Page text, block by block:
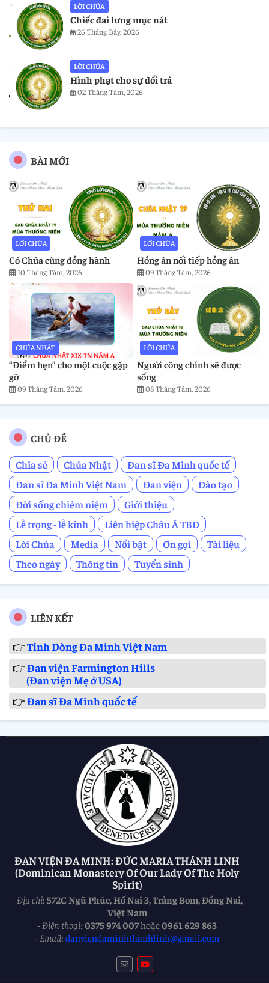
LỜI CHÚA
Chiếc đai lưng mục nát
26 Tháng Bảy, 2026
LỜI CHÚA
Hình phạt cho sự dối trá
02 Tháng Tám, 2026
BÀI MỚI
LỜI CHÚA
Có Chúa cùng đồng hành
10 Tháng Tám, 2026
LỜI CHÚA
Hồng ân nối tiếp hồng ân
09 Tháng Tám, 2026
CHÚA NHẬT
“Điểm hẹn” cho một cuộc gặp
gỡ
09 Tháng Tám, 2026
LỜI CHÚA
Người công chính sẽ được
sống
08 Tháng Tám, 2026
CHỦ ĐỀ
Chia sẻ
Chúa Nhật
Đan sĩ Đa Minh quốc tế
Đan sĩ Đa Minh Việt Nam
Đan viện
Đào tạo
Đời sống chiêm niệm
Giới thiệu
Lễ trọng - lễ kính
Liên hiệp Châu Á TBD
Lời Chúa
Media Nổi bật Ơn gọi
Tài liệu
Theo ngày
Thông tin Tuyển sinh
LIÊN KẾT
👉Tỉnh Dòng Đa Minh Việt Nam
👉Đan viện Farmington Hills
(Đan viện Mẹ ở USA)
👉Đan sĩ Đa Minh quốc tế
ĐAN VIỆN ĐA MINH: ĐỨC MARIA THÁNH LINH
(Dominican Monastery Of Our Lady Of The Holy
Spirit)
- Địa chỉ: 572C Ngũ Phúc, Hố Nai 3, Trảng Bom, Đồng Nai,
Việt Nam
- Điện thoại: 0375 974 007hoặc0961 629 863
- Email: danviendaminhthanhlinh@gmail.com